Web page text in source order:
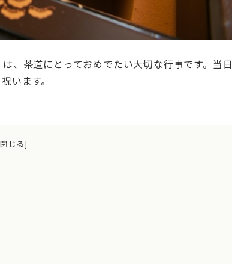
、茶道にとっておめでたい大切な行事です。当日
います。